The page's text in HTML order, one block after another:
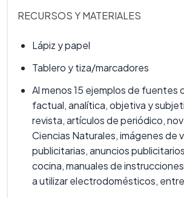
RECURSOS Y MATERIALES
Lápiz y papel
Tablero y tiza/marcadores
Al menos 15 ejemplos de fuentes
factual, analítica, objetiva y
revista, artículos de periódico,
Ciencias Naturales, imágenes de
publicitarias, anuncios
cocina, manuales de
a utilizar electrodomésticos,